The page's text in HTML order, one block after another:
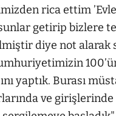
rica ettim
getirip bizlere
diye not alarak
yaptık. Burası
ve